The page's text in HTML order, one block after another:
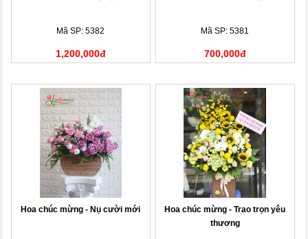
Mã SP: 5382
1,200,000đ
Mã SP: 5381
700,000đ
Hoa chúc mừng - Nụ cười mới
Hoa chúc mừng - Trao trọn yêu
thương